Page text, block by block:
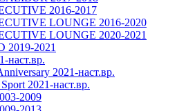
2016-2017
LOUNGE 2016-2020
LOUNGE 2020-2021
2019-2021
наст.вр.
2021-наст.вр.
2021-наст.вр.
2009